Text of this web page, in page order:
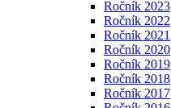
Ročník 2023
Ročník 2022
Ročník 2021
Ročník 2020
Ročník 2019
Ročník 2018
Ročník 2017